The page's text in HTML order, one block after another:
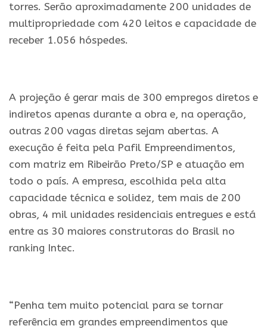
torres. Serão aproximadamente 200 unidades de
multipropriedade com 420 leitos e capacidade de
receber 1.056 hóspedes.
A projeção é gerar mais de 300 empregos diretos e
indiretos apenas durante a obra e, na operação,
outras 200 vagas diretas sejam abertas. A
execução é feita pela Pafil Empreendimentos,
com matriz em Ribeirão Preto/SP e atuação em
todo o país. A empresa, escolhida pela alta
capacidade técnica e solidez, tem mais de 200
obras, 4 mil unidades residenciais entregues e está
entre as 30 maiores construtoras do Brasil no
ranking Intec.
“Penha tem muito potencial para se tornar
referência em grandes empreendimentos que